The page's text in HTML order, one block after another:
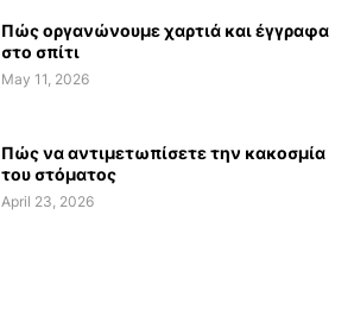
Πώς οργανώνουμε χαρτιά και έγγραφα
στο σπίτι
May 11, 2026
Πώς να αντιμετωπίσετε την κακοσμία
του στόματος
April 23, 2026